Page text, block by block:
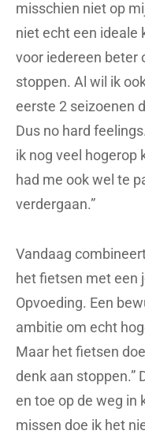
misschien niet op
niet echt een ideale
voor iedereen beter
stoppen. Al wil ik
eerste 2 seizoenen
Dus no hard
ik nog veel hogerop
had me ook wel te
verdergaan.”
Vandaag
het fietsen met een
Opvoeding. Een
ambitie om echt
Maar het fietsen
denk aan stoppen.”
en toe op de weg in
missen doe ik het